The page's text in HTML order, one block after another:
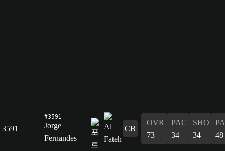
3591
#3591
Jorge
Fernandes
CB
OVR
73
PAC
34
SHO
34
48